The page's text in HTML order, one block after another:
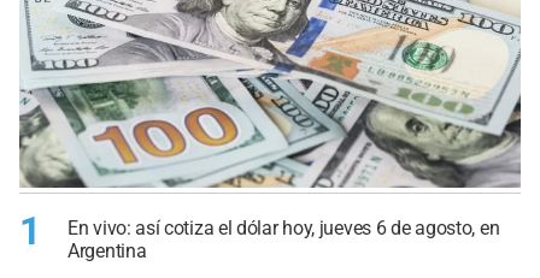
1
En vivo: así cotiza el dólar hoy, jueves 6 de agosto, en
Argentina